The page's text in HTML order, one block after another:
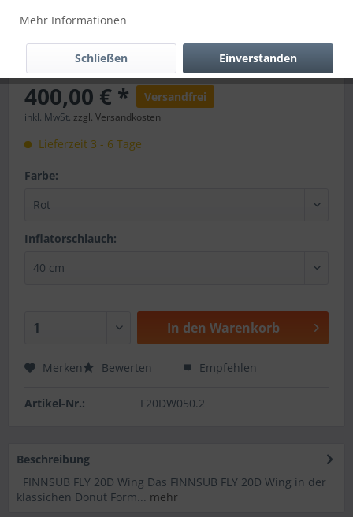
400,00 € * Versandfrei
inkl. MwSt. zzgl. Versandkosten
Lieferzeit 3 - 6 Tage
Farbe:
Inflatorschlauch:
In den Warenkorb
Merken Bewerten Empfehlen
Artikel-Nr.: F20DW050.2
Beschreibung
FINNSUB FLY 20D Wing Das FINNSUB FLY 20D Wing in der
klassichen Donut Form... mehr
Mehr Informationen
Einverstanden
Schließen